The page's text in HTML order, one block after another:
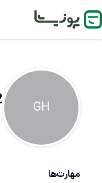
GH
مهارت‌ها